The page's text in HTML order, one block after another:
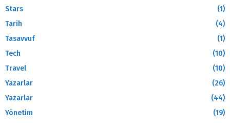
Stars
(1)
Tarih
(4)
Tasavvuf
(1)
Tech
(10)
Travel
(10)
Yazarlar
(26)
Yazarlar
(44)
Yönetim
(19)